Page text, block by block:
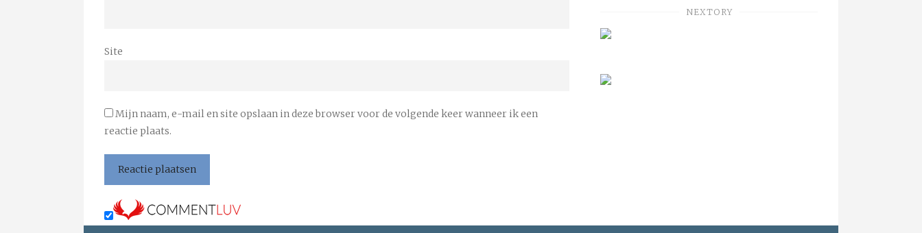
Site
Mijn naam, e-mail en site opslaan in deze browser voor de volgende keer wanneer ik een
reactie plaats.
NEXTORY